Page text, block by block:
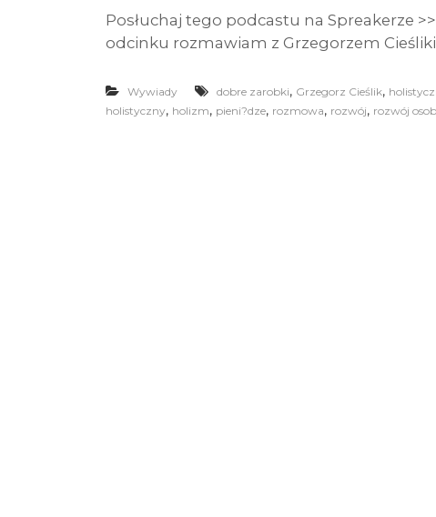
Posłuchaj tego podcastu na Spreakerze
odcinku rozmawiam z Grzegorzem
Wywiady dobre zarobki, Grzegorz Cieślik,
holistyczny, holizm, pieni?dze, rozmowa, rozwój, rozwój